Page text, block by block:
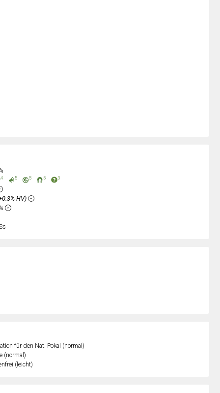
für den Nat. Pokal (normal)
(normal)
(leicht)
4 5 5 5 3
HV)